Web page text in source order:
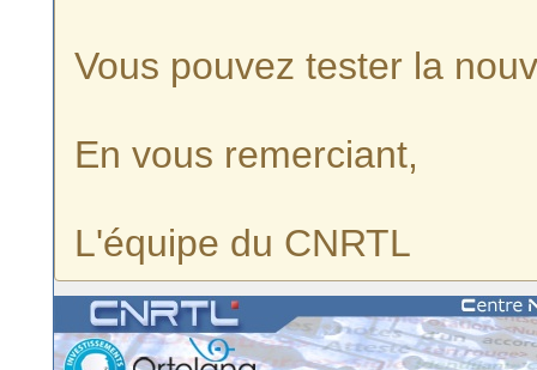
Vous pouvez tester la
En vous remerciant,
L'équipe du CNRTL